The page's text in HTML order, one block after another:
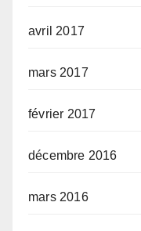
avril 2017
mars 2017
février 2017
décembre 2016
mars 2016